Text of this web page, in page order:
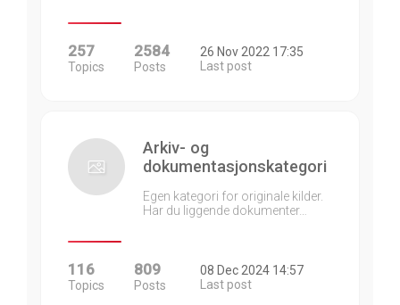
257
Topics
2584
Posts
26 Nov 2022 17:35
Last post
Arkiv- og
dokumentasjonskategori
Egen kategori for originale kilder.
Har du liggende dokumenter…
116
Topics
809
Posts
08 Dec 2024 14:57
Last post